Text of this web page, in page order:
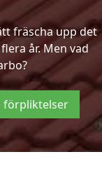
fräscha upp det
år. Men vad
förpliktelser